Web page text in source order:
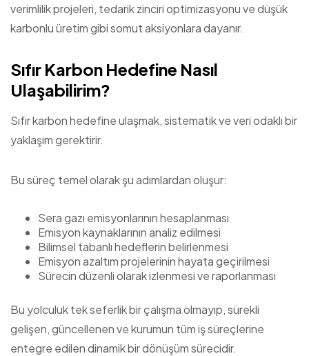
verimlilik projeleri, tedarik zinciri optimizasyonu ve düşük
karbonlu üretim gibi somut aksiyonlara dayanır.
Sıfır Karbon Hedefine Nasıl
Ulaşabilirim?
Sıfır karbon hedefine ulaşmak, sistematik ve veri odaklı bir
yaklaşım gerektirir.
Bu süreç temel olarak şu adımlardan oluşur:
Sera gazı emisyonlarının hesaplanması
Emisyon kaynaklarının analiz edilmesi
Bilimsel tabanlı hedeflerin belirlenmesi
Emisyon azaltım projelerinin hayata geçirilmesi
Sürecin düzenli olarak izlenmesi ve raporlanması
Bu yolculuk tek seferlik bir çalışma olmayıp, sürekli
gelişen, güncellenen ve kurumun tüm iş süreçlerine
entegre edilen dinamik bir dönüşüm sürecidir.